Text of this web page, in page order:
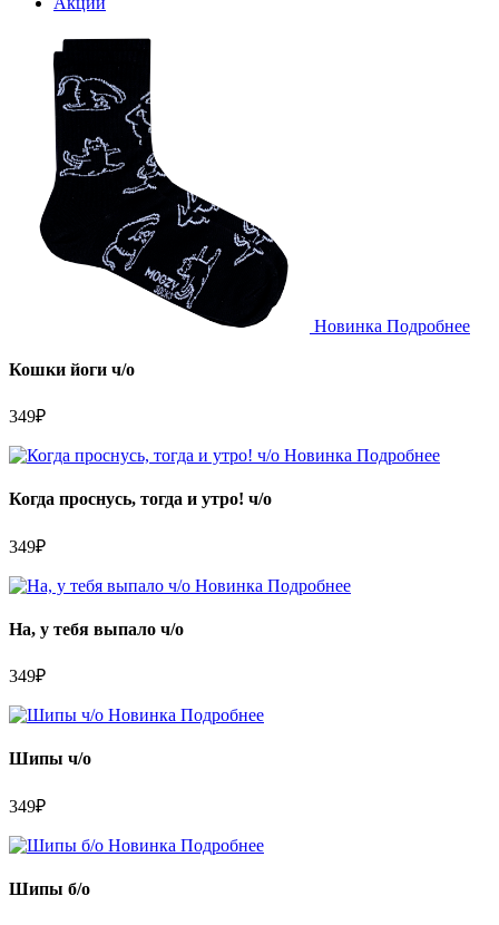
Новинка Подробнее
Кошки йоги ч/о
349₽
Новинка Подробнее
Когда проснусь, тогда и утро! ч/о
349₽
Новинка Подробнее
На, у тебя выпало ч/о
349₽
Новинка Подробнее
Шипы ч/о
349₽
Новинка Подробнее
Шипы б/о